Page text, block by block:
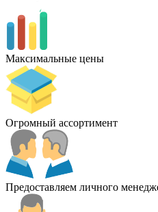
Максимальные цены
Огромный ассортимент
Предоставляем личного